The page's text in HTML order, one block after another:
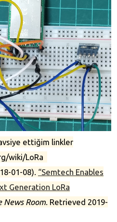
ettiğim linkler
wiki/LoRa
01-08). “Semtech Enables
Generation LoRa
News Room. Retrieved 2019-